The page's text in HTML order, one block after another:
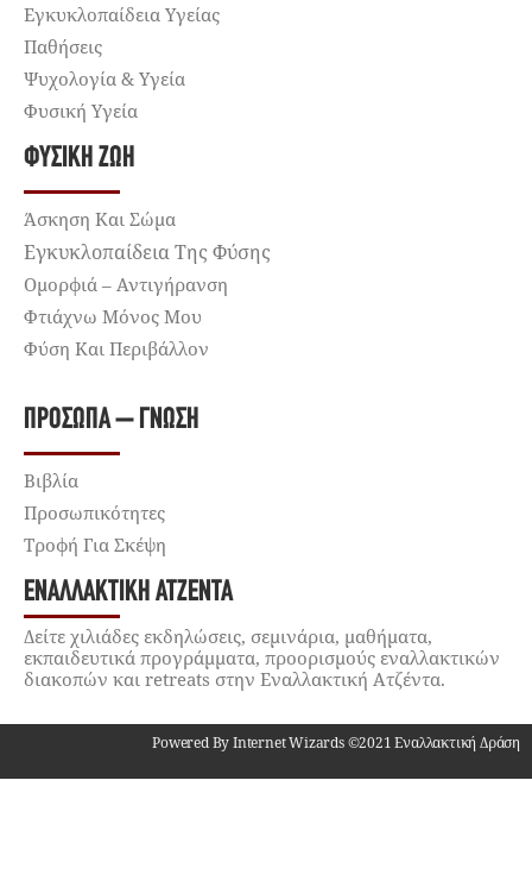
Εγκυκλοπαίδεια Υγείας
Παθήσεις
Ψυχολογία & Υγεία
Φυσική Υγεία
ΦΥΣΙΚΉ ΖΩΉ
Άσκηση Και Σώμα
Εγκυκλοπαίδεια Της Φύσης
Ομορφιά – Αντιγήρανση
Φτιάχνω Μόνος Μου
Φύση Και Περιβάλλον
ΠΡΌΣΩΠΑ – ΓΝΏΣΗ
Βιβλία
Προσωπικότητες
Τροφή Για Σκέψη
ΕΝΑΛΛΑΚΤΙΚΉ ΑΤΖΈΝΤΑ
Δείτε χιλιάδες εκδηλώσεις, σεμινάρια, μαθήματα,
εκπαιδευτικά προγράμματα, προορισμούς εναλλακτικών
διακοπών και retreats στην Εναλλακτική Ατζέντα.
Powered By Internet Wizards ©2021 Εναλλακτική Δράση